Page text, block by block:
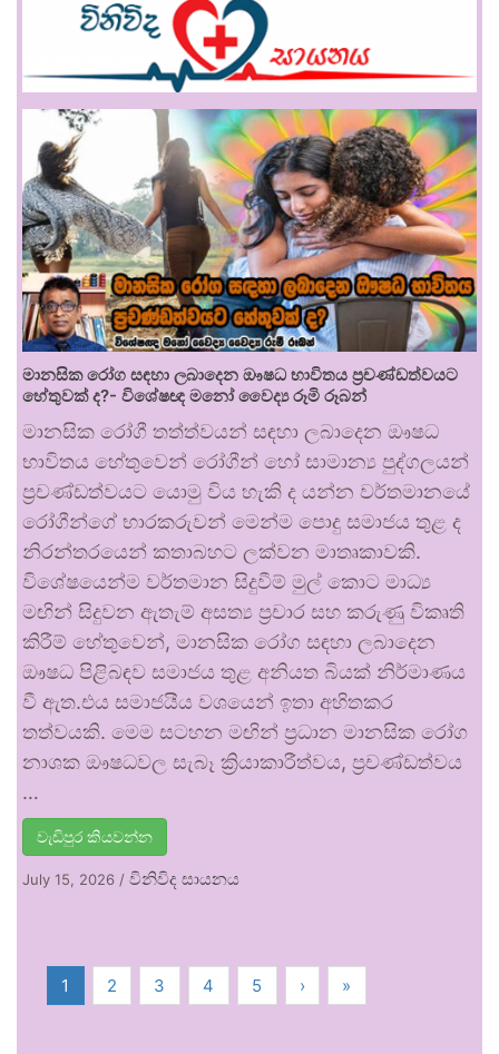
මානසික රෝග සඳහා ලබාදෙන ඖෂධ භාවිතය ප්‍රචණ්ඩත්වයට
හේතුවක් ද?- විශේෂඥ මනෝ වෛද්‍ය රූමි රූබන්
මානසික රෝගී තත්ත්වයන් සඳහා ලබාදෙන ඖෂධ
භාවිතය හේතුවෙන් රෝගීන් හෝ සාමාන්‍ය පුද්ගලයන්
ප්‍රචණ්ඩත්වයට යොමු විය හැකි ද යන්න වර්තමානයේ
රෝගීන්ගේ භාරකරුවන් මෙන්ම පොදු සමාජය තුළ ද
නිරන්තරයෙන් කතාබහට ලක්වන මාතෘකාවකි.
විශේෂයෙන්ම වර්තමාන සිදුවීම් මුල් කොට මාධ්‍ය
මඟින් සිදුවන ඇතැම් අසත්‍ය ප්‍රචාර සහ කරුණු විකෘති
කිරීම් හේතුවෙන්, මානසික රෝග සඳහා ලබාදෙන
ඖෂධ පිළිබඳව සමාජය තුළ අනියත බියක් නිර්මාණය
වී ඇත.එය සමාජයීය වශයෙන් ඉතා අහිතකර
තත්වයකි. මෙම සටහන මඟින් ප්‍රධාන මානසික රෝග
නාශක ඖෂධවල සැබෑ ක්‍රියාකාරීත්වය, ප්‍රචණ්ඩත්වය
…
වැඩිපුර කියවන්න
July 15, 2026 / විනිවිද සායනය
1 2 3 4 5 › »